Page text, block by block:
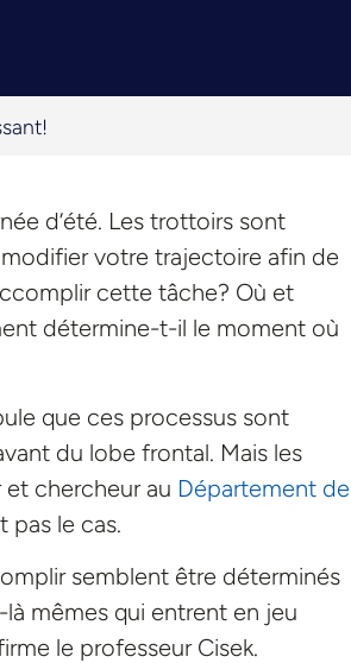
d’été. Les trottoirs sont
votre trajectoire afin de
cette tâche? Où et
détermine-t-il le moment où
que ces processus sont
du lobe frontal. Mais les
et chercheur au Département de
pas le cas.
semblent être déterminés
mêmes qui entrent en jeu
le professeur Cisek.